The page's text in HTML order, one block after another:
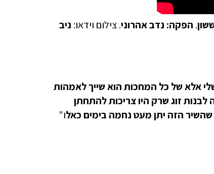
. הפקה: נדב אהרוני. צילום וידאו: ניב
להיות לא רק שלי אלא של כל המחכות הוא שייך לאמהות
זוג שרק היו צריכות להתחתן
שהשיר הזה יתן מעט נחמה בימים כאלו"